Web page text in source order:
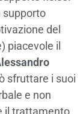
supporto
del
piacevole il
sfruttare i suoi
e non
il trattamento